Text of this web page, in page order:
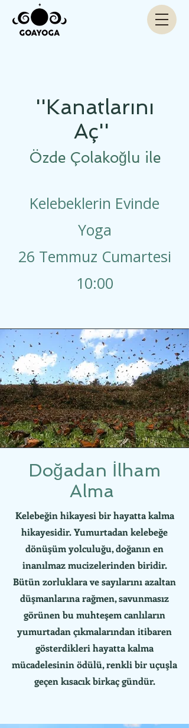
''Kanatlarını
Aç''
Özde Çolakoğlu ile
Kelebeklerin Evinde
Yoga
26 Temmuz Cumartesi
10:00
Doğadan İlham
Alma
Kelebeğin hikayesi bir hayatta kalma
hikayesidir. Yumurtadan kelebeğe
dönüşüm yolculuğu, doğanın en
inanılmaz mucizelerinden biridir.
Bütün zorluklara ve sayılarını azaltan
düşmanlarına rağmen, savunmasız
görünen bu muhteşem canlıların
yumurtadan çıkmalarından itibaren
gösterdikleri hayatta kalma
mücadelesinin ödülü, renkli bir uçuşla
geçen kısacık birkaç gündür.